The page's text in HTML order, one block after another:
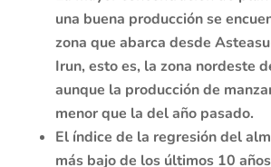
una buena producción se
zona que abarca desde
Irun, esto es, la zona nordeste
aunque la producción de
menor que la del año pasado.
El índice de la regresión del
más bajo de los últimos 10